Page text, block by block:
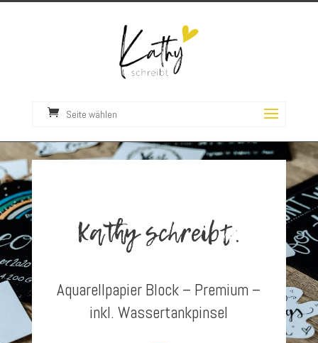
Seite wählen
Kathy schreibt.
Aquarellpapier Block – Premium –
inkl. Wassertankpinsel